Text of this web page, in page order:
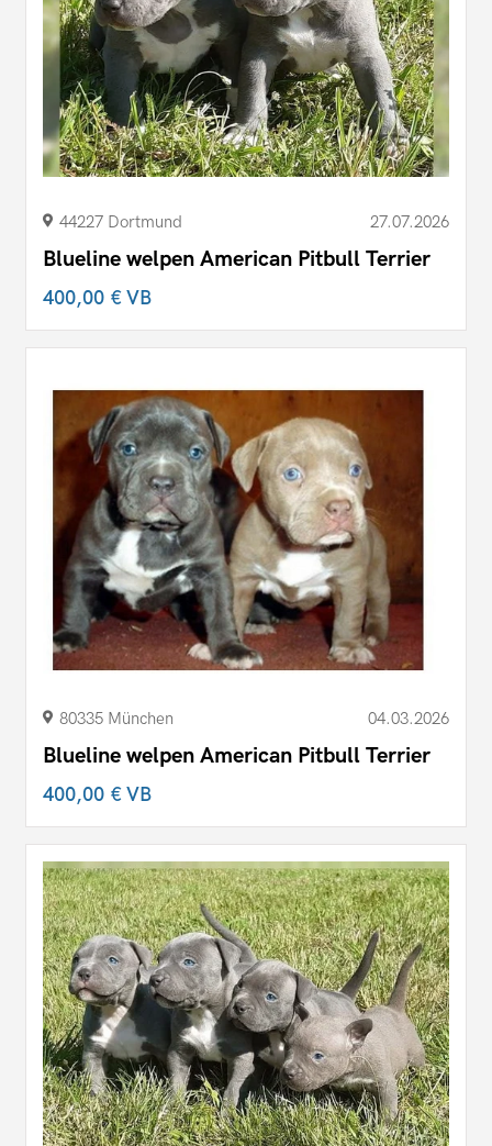
44227 Dortmund 27.07.2026
Blueline welpen American Pitbull Terrier
400,00 €VB
80335 München 04.03.2026
Blueline welpen American Pitbull Terrier
400,00 €VB